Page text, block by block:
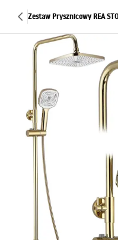
Zestaw Prysznicowy REA